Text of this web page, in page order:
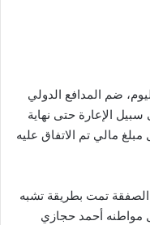
ضم المدافع الدولي
الإعارة حتى نهاية
مالي تم الاتفاق عليه
الصفقة تمت بطريقة تشبه
مواطنه أحمد حجازي